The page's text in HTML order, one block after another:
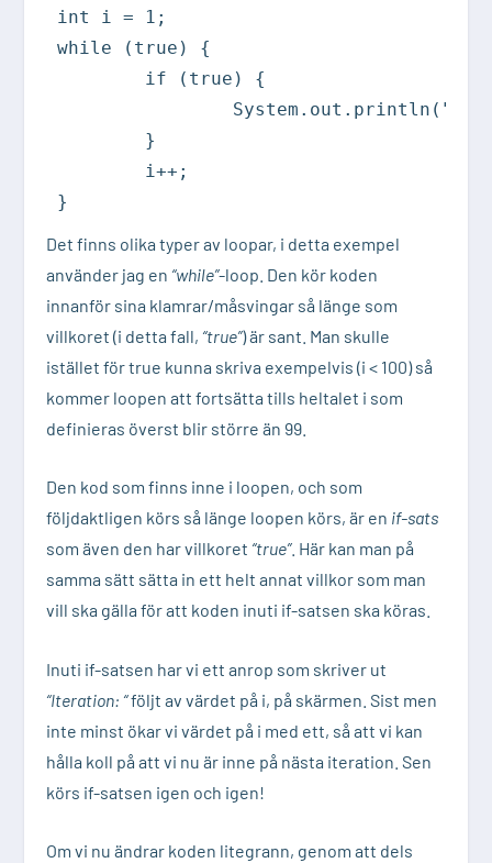
int i = 1;
while (true) {
}
Det finns olika typer av loopar, i detta exempel
använder jag en “while”-loop. Den kör koden
innanför sina klamrar/måsvingar så länge som
villkoret (i detta fall, “true”) är sant. Man skulle
istället för true kunna skriva exempelvis (i < 100) så
kommer loopen att fortsätta tills heltalet i som
definieras överst blir större än 99.
Den kod som finns inne i loopen, och som
följdaktligen körs så länge loopen körs, är en if-sats
som även den har villkoret “true”. Här kan man på
samma sätt sätta in ett helt annat villkor som man
vill ska gälla för att koden inuti if-satsen ska köras.
Inuti if-satsen har vi ett anrop som skriver ut
“Iteration: “följt av värdet på i, på skärmen. Sist men
inte minst ökar vi värdet på i med ett, så att vi kan
hålla koll på att vi nu är inne på nästa iteration. Sen
körs if-satsen igen och igen!
Om vi nu ändrar koden litegrann, genom att dels